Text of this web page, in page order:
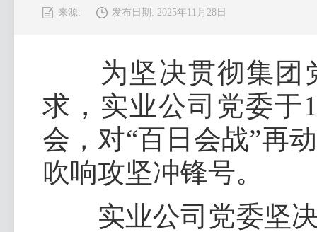
来源: 发布日期: 2025年11月28日
为坚决贯彻集团
求，实业公司党委于
会，对“百日会战”再
吹响攻坚冲锋号。
实业公司党委坚决